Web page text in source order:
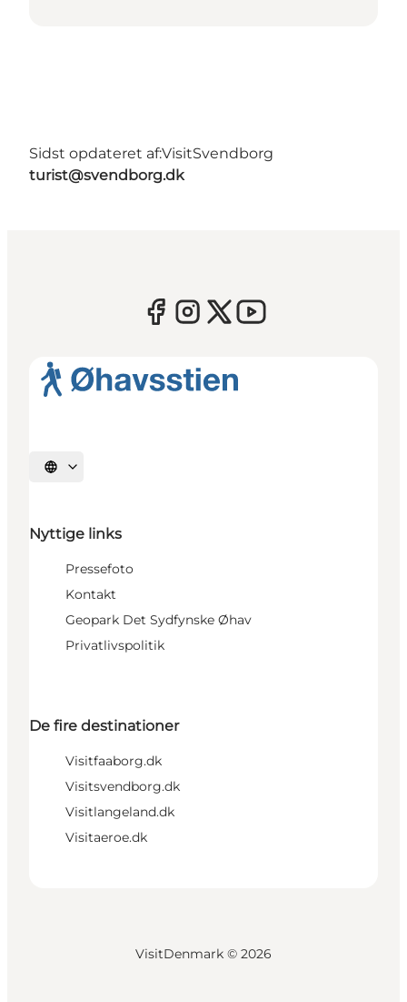
Sidst opdateret af:VisitSvendborg
turist@svendborg.dk
Vælg sprog
Nyttige links
Pressefoto
Kontakt
Geopark Det Sydfynske Øhav
Privatlivspolitik
De fire destinationer
Visitfaaborg.dk
Visitsvendborg.dk
Visitlangeland.dk
Visitaeroe.dk
VisitDenmark © 2026